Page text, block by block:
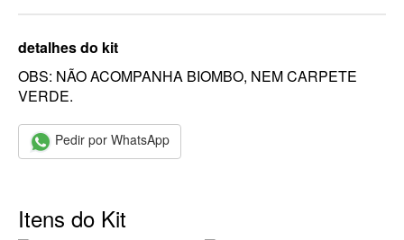
detalhes do kit
OBS: NÃO ACOMPANHA BIOMBO, NEM CARPETE
VERDE.
Pedir por WhatsApp
Itens do Kit